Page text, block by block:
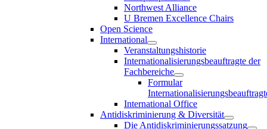
Northwest Alliance
U Bremen Excellence Chairs
Open Science
International
Veranstaltungshistorie
Internationalisierungsbeauftragte der
Fachbereiche
Formular
International Office
Antidiskriminierung & Diversität
Die Antidiskriminierungssatzung